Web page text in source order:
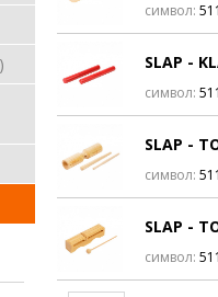
символ:
SLAP -
символ:
SLAP -
символ:
SLAP -
символ: